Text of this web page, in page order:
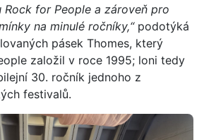
for People a zároveň pro
na minulé ročníky,“ podotýká
pásek Thomes, který
založil v roce 1995; loni tedy
30. ročník jednoho z
festivalů.